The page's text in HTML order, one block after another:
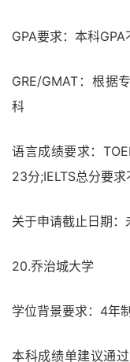
GPA要求：本科
GRE/GMAT：根据
科
语言成绩要求：
23分;IELTS总分要
关于申请截止日期
20.乔治城大学
学位背景要求：4年
本科成绩单建议通